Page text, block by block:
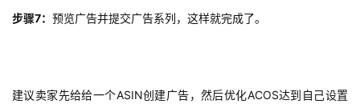
u
精
选
步骤7： 预览广告并提交广告系列，这样就完成了。
建议卖家先给给一个ASIN创建广告，然后优化ACOS达到自己设置